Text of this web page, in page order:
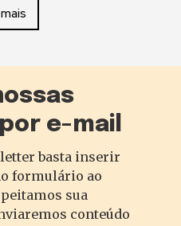
e-mail
basta inserir
formulário ao
sua
conteúdo